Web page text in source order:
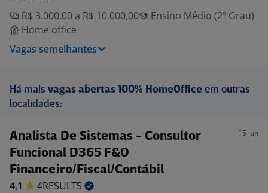
R$ 3.000,00 a R$ 10.000,00
Ensino Médio (2º Grau)
Home office
Vagas semelhantes
Há mais vagas abertas 100% HomeOffice em outras
localidades:
Analista De Sistemas - Consultor
Funcional D365 F&O
Financeiro/Fiscal/Contábil
15 jun
4,1
4RESULTS